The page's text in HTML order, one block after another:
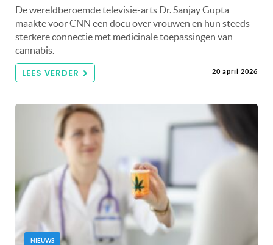
De wereldberoemde televisie-arts Dr. Sanjay Gupta
maakte voor CNN een docu over vrouwen en hun steeds
sterkere connectie met medicinale toepassingen van
cannabis.
LEES VERDER 20 april 2026
NIEUWS